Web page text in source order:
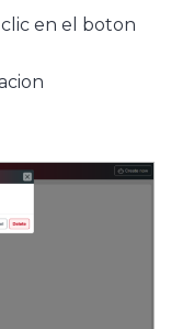
en el boton